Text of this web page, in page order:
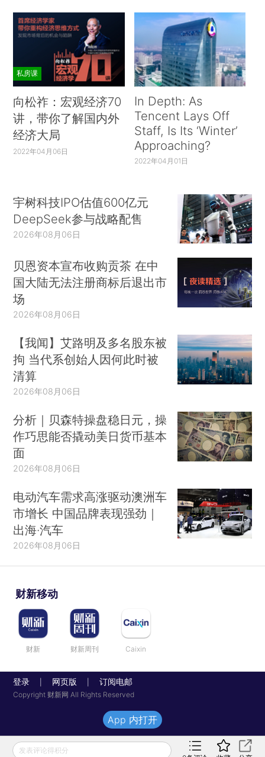
私房课
向松祚：宏观经济70
讲，带你了解国内外
经济大局
2022年04月06日
In Depth: As
Tencent Lays Off
Staff, Is Its ‘Winter’
Approaching?
2022年04月01日
宇树科技IPO估值600亿元
DeepSeek参与战略配售
2026年08月06日
贝恩资本宣布收购贡茶 在中
国大陆无法注册商标后退出市
场
2026年08月06日
【我闻】艾路明及多名股东被
拘 当代系创始人因何此时被
清算
2026年08月06日
分析｜贝森特操盘稳日元，操
作巧思能否撬动美日货币基本
面
2026年08月06日
电动汽车需求高涨驱动澳洲车
市增长 中国品牌表现强劲｜
出海·汽车
2026年08月06日
财新移动
财新 财新周刊 Caixin
登录 网页版 订阅电邮
Copyright 财新网 All Rights Reserved
发表评论得积分
App 内打开